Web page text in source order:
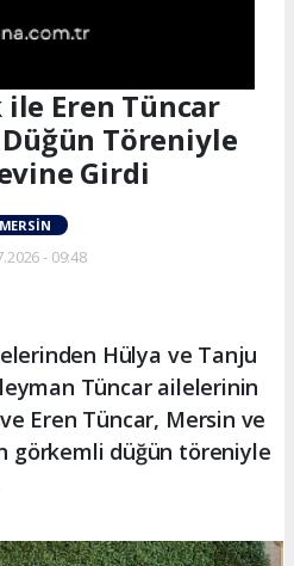
ile Eren Tüncar
Töreniyle
Girdi
MERSIN
- 09:48
Hülya ve Tanju
Tüncar ailelerinin
Eren Tüncar, Mersin ve
görkemli düğün töreniyle